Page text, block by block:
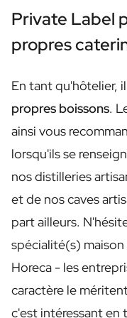
Cava Personnalisé
Champagne Personnalisé
Coffret Cadeau 2 x Vin
Boissons Non Alcoolisées
Concentré de
Alternative Non Alcoolisé
Alternative Non Alcoolisé
Lifestyle
Lifestyle
Bouteille d'eau
Flasque Personnalisé
Bougies
Bougie Personnalisée
Bâtonnets Parfumés
Fleurs
Vase à Fleurs
Cadre
Private Label
propres
En tant qu'hôtelier,
propres boissons.
ainsi vous
lorsqu'ils se
nos distilleries
et de nos caves
part ailleurs.
spécialité(s)
Horeca - les
caractère le
c'est intéressant en